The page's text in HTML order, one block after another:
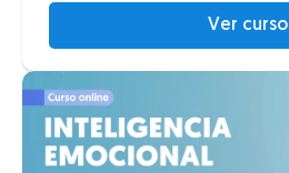
Ver curso